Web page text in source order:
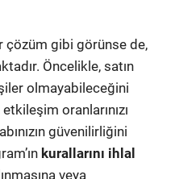
çözüm gibi görünse de,
Öncelikle, satın
olmayabileceğini
oranlarınızı
güvenilirliğini
kurallarını ihlal
veya